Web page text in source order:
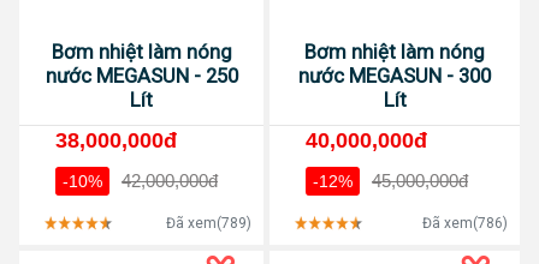
Bơm nhiệt làm nóng
nước MEGASUN - 250
Lít
38,000,000đ
-10% 42,000,000đ
Đã xem(789)
Bơm nhiệt làm nóng
nước MEGASUN - 300
Lít
40,000,000đ
-12% 45,000,000đ
Đã xem(786)